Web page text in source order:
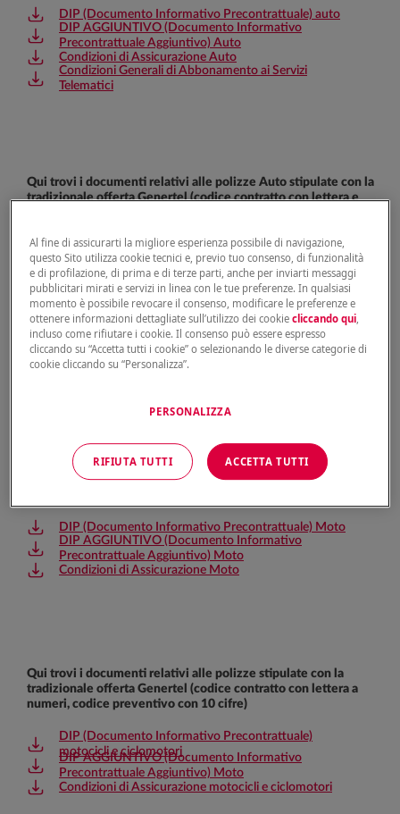
DIP (Documento Informativo Precontrattuale) auto
DIP AGGIUNTIVO (Documento Informativo
Precontrattuale Aggiuntivo) Auto
Condizioni di Assicurazione Auto
Condizioni Generali di Abbonamento ai Servizi
Telematici
Qui trovi i documenti relativi alle polizze Auto stipulate con la
tradizionale offerta Genertel (codice contratto con lettera e
DIP (Documento Informativo Precontrattuale) Auto
DIP AGGIUNTIVO (Documento Informativo
Precontrattuale Aggiuntivo) Auto
Condizioni di Assicurazione Auto
Contratto di comodato Quality Driver
Qui trovi i documenti relativi alle polizze stipulate con la
nuova offerta Genertel (codice contratto con 8 cifre, codice
DIP (Documento Informativo Precontrattuale) Moto
DIP AGGIUNTIVO (Documento Informativo
Precontrattuale Aggiuntivo) Moto
Condizioni di Assicurazione Moto
Qui trovi i documenti relativi alle polizze stipulate con la
tradizionale offerta Genertel (codice contratto con lettera a
numeri, codice preventivo con 10 cifre)
DIP (Documento Informativo Precontrattuale)
motocicli e ciclomotori
DIP AGGIUNTIVO (Documento Informativo
Precontrattuale Aggiuntivo) Moto
Condizioni di Assicurazione motocicli e ciclomotori
Al fine di assicurarti la migliore esperienza possibile di navigazione,
questo Sito utilizza cookie tecnici e, previo tuo consenso, di funzionalità
e di profilazione, di prima e di terze parti, anche per inviarti messaggi
pubblicitari mirati e servizi in linea con le tue preferenze. In qualsiasi
momento è possibile revocare il consenso, modificare le preferenze e
ottenere informazioni dettagliate sull’utilizzo dei cookiecliccando qui
incluso come rifiutare i cookie. Il consenso può essere espresso
cliccando su “Accetta tutti i cookie” o selezionando le diverse categorie di
cookie cliccando su “Personalizza”.
PERSONALIZZA
RIFIUTA TUTTI ACCETTA TUTTI